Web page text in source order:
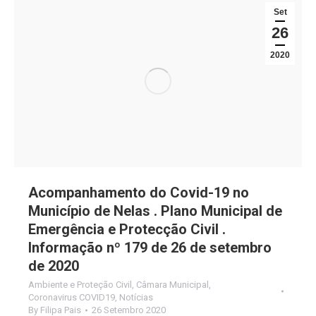
Set
26
2020
Acompanhamento do Covid-19 no
Município de Nelas . Plano Municipal de
Emergência e Protecção Civil .
Informação nº 179 de 26 de setembro
de 2020
Ambiente e Proteção Civil , Câmara Municipal ,
Coronavirus COVID19, Notícias
By Filipa Pais 26 Setembro 2020